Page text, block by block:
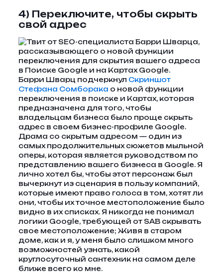
4) Переключите, чтобы скрыть
свой адрес
Барри Шварц подчеркнул Скриншот
Стефана Сомборака о новой функции
переключения в поиске и Картах, которая
предназначена для того, чтобы
владельцам бизнеса было проще скрыть
адрес в своем бизнес-профиле Google.
Драма со скрытым адресом — один из
самых продолжительных сюжетов мыльной
оперы, которая является руководством по
представлению вашего бизнеса в Google. Я
лично хотел бы, чтобы этот персонаж был
вычеркнут из сценария в пользу компаний,
которые имеют право голоса в том, хотят ли
они, чтобы их точное местоположение было
видно в их списках. Я никогда не понимал
логики Google, требующей от SAB скрывать
свое местоположение; Живя в старом
доме, как и я, у меня было слишком много
возможностей узнать, какой
круглосуточный сантехник на самом деле
ближе всего ко мне.